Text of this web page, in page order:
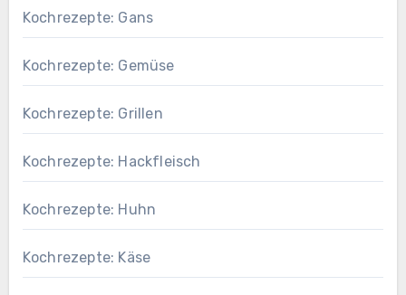
Kochrezepte: Gans
Kochrezepte: Gemüse
Kochrezepte: Grillen
Kochrezepte: Hackfleisch
Kochrezepte: Huhn
Kochrezepte: Käse